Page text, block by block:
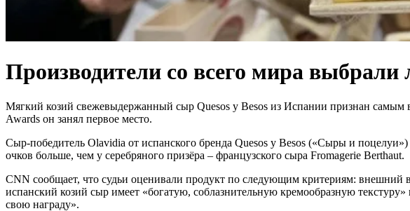
Производители со всего мира
Мягкий козий свежевыдержанный сыр Quesos y Besos из Испании признан самым
Awards он занял первое место.
Сыр-победитель Olavidia от испанского бренда Quesos y Besos («Сыры и
очков больше, чем у серебряного призёра – французского сыра Fromagerie Berthaut.
CNN сообщает, что судьи оценивали продукт по следующим критериям:
испанский козий сыр имеет «богатую, соблазнительную кремообразную
свою награду».